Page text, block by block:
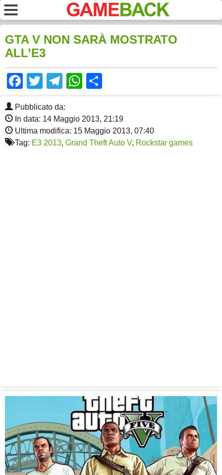
GTA V NON SARÀ MOSTRATO
ALL’E3
Facebook
TwitterTelegram
WhatsApp
Pubblicato da:
In data: 14 Maggio 2013, 21:19
Ultima modifica: 15 Maggio 2013, 07:40
Tag: E3 2013, Grand Theft Auto V, Rockstar games